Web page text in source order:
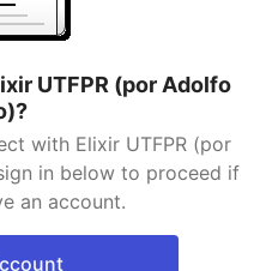
UTFPR (por Adolfo
with Elixir UTFPR (por
in below to proceed if
an account.